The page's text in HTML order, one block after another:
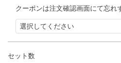
クーポンは注文確認画面にて忘れ
セット数